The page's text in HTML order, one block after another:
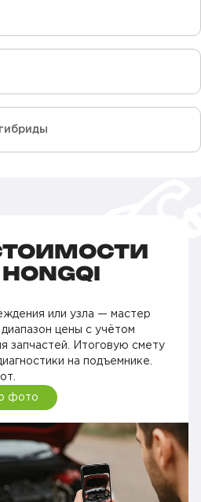
или узла — мастер
цены с учётом
запчастей. Итоговую смету
на подъемнике.
фото